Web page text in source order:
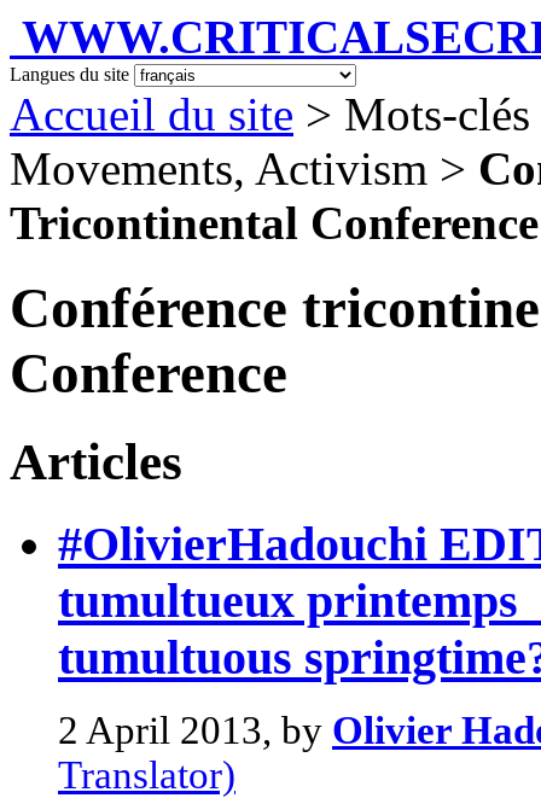
Langues du site
Accueil du site > Mots-
Movements, Activism >
Tricontinental Conference
Conférence
Conference
Articles
#OlivierHadouchi
tumultueux printemps
tumultuous
2 April 2013, by Olivier
Translator)